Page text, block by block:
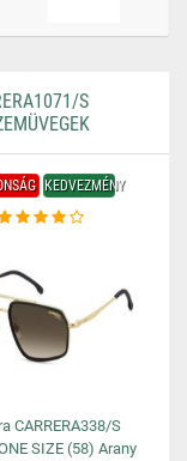
S
KEDVEZMÉNY
CARRERA338/S
SIZE (58) Arany